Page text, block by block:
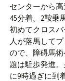
センターから
45分着。2鞍乗
初めてクロス
人が落馬して
ので、障碍馬
題は駈歩発進
に9時過ぎに到